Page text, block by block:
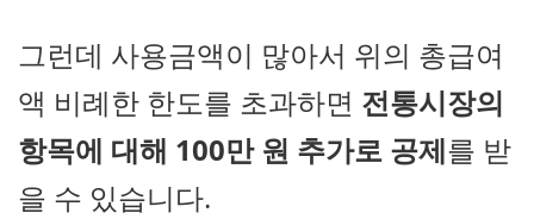
그런데 사용금액이 많아서 위의 총급여
액 비례한 한도를 초과하면 전통시장의
항목에 대해 100만 원 추가로 공제를 받
을 수 있습니다.